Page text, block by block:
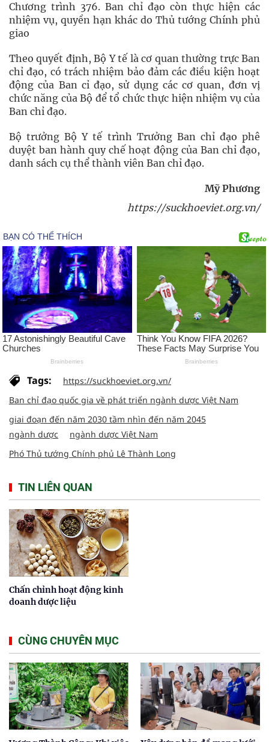
Chương trình 376. Ban chỉ đạo còn thực hiện các
nhiệm vụ, quyền hạn khác do Thủ tướng Chính phủ
giao
Theo quyết định, Bộ Y tế là cơ quan thường trực Ban
chỉ đạo, có trách nhiệm bảo đảm các điều kiện hoạt
động của Ban cỉ đạo, sử dụng các cơ quan, đơn vị
chức năng của Bộ để tổ chức thực hiện nhiệm vụ của
Ban chỉ đạo.
Bộ trưởng Bộ Y tế trình Trưởng Ban chỉ đạo phê
duyệt ban hành quy chế hoạt động của Ban chỉ đạo,
danh sách cụ thể thành viên Ban chỉ đạo.
Mỹ Phương
https://suckhoeviet.org.vn/
Tags:
https://suckhoeviet.org.vn/
Ban chỉ đạo quốc gia về phát triển ngành dược Việt Nam
giai đoạn đến năm 2030 tầm nhìn đến năm 2045
ngành dược
ngành dược Việt Nam
Phó Thủ tướng Chính phủ Lê Thành Long
TIN LIÊN QUAN
Chấn chỉnh hoạt động kinh
doanh dược liệu
CÙNG CHUYÊN MỤC